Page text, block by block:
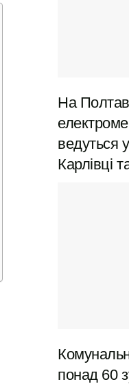
На
ведуться
Карлівці
понад 60